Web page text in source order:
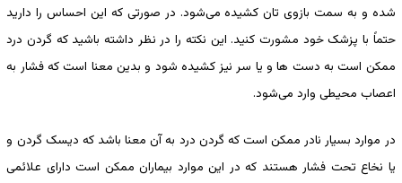
شده و به سمت بازوی تان کشیده می‌شود. در صورتی که این احساس را دارید
حتماً با پزشک خود مشورت کنید. این نکته را در نظر داشته باشید که گردن درد
ممکن است به دست ها و یا سر نیز کشیده شود و بدین معنا است که فشار به
اعصاب محیطی وارد می‌شود.
در موارد بسیار نادر ممکن است که گردن درد به آن معنا باشد که دیسک گردن و
یا نخاع تحت فشار هستند که در این موارد بیماران ممکن است دارای علائمی